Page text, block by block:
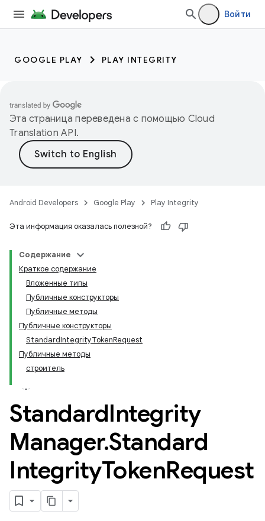
Войти
GOOGLE PLAY PLAY INTEGRITY
Эта страница переведена с помощью Cloud
Translation API.
Android Developers Google Play Play Integrity
Эта информация оказалась полезной?
Содержание
Краткое содержание
Вложенные типы
Публичные конструкторы
Публичные методы
Публичные конструкторы
StandardIntegrityTokenRequest
Публичные методы
строитель
StandardIntegrity
Manager.Standard
IntegrityTokenRequest